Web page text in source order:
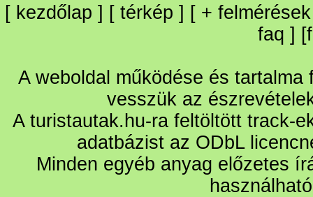
[ kezdőlap ] [ térkép ] [ + felmérések
faq ] [
A weboldal működése és
vesszük az
A turistautak.hu-ra feltöltött track-
adatbázist az ODbL
Minden egyéb anyag előzetes